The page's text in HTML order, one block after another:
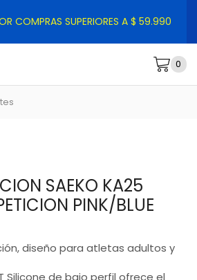
COMPRAS SUPERIORES A $ 59.990
0
SAEKO KA25
PINK/BLUE
diseño para atletas adultos y
Silicone de bajo perfil ofrece el